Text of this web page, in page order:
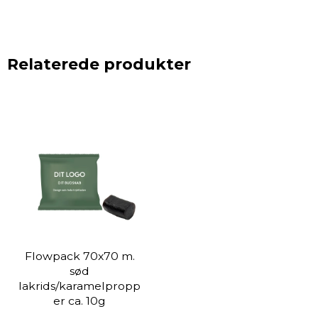
Relaterede produkter
Flowpack 70x70 m.
sød
lakrids/karamelpropp
er ca. 10g